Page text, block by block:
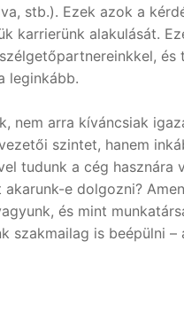
stb.). Ezek azok a
karrierünk alakulását.
leginkább.
nem arra kíváncsiak
szintet, hanem
tudunk a cég hasznára
e dolgozni?
és mint
szakmailag is beépülni